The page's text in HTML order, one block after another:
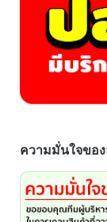
ความมั่นใจขอ